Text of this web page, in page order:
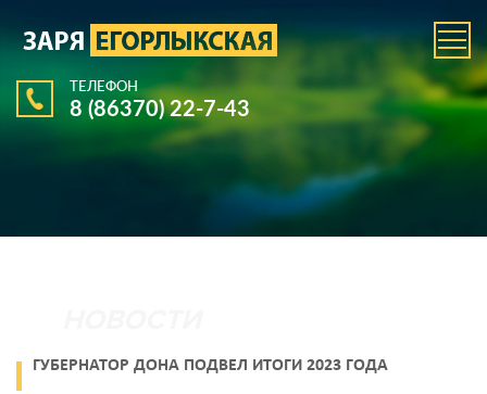
ТЕЛЕФОН
8 (86370) 22-7-43
ГУБЕРНАТОР ДОНА ПОДВЕЛ ИТОГИ 2023 ГОДА